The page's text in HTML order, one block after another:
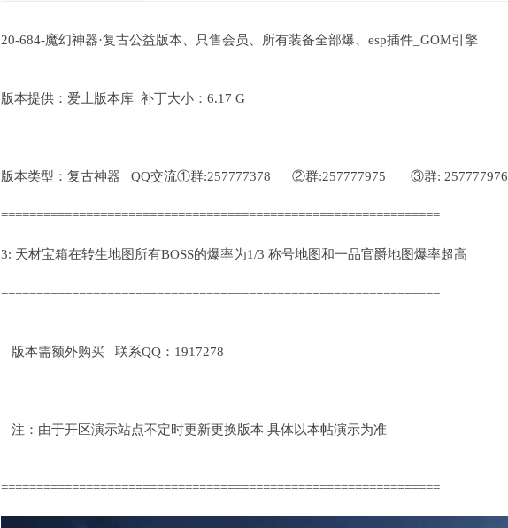
20-684-魔幻神器·复古公益版本、只售会员、所有装备全部爆、esp插件_GOM引擎
版本提供：爱上版本库 补丁大小：6.17 G
版本类型：复古神器 QQ交流①群:257777378 ②群:257777975 ③群: 257777976
==============================================================
3: 天材宝箱在转生地图所有BOSS的爆率为1/3 称号地图和一品官爵地图爆率超高
==============================================================
版本需额外购买 联系QQ：1917278
注：由于开区演示站点不定时更新更换版本 具体以本帖演示为准
==============================================================